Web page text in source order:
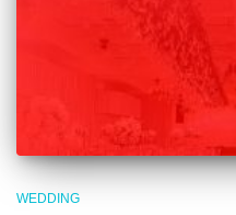
WEDDING